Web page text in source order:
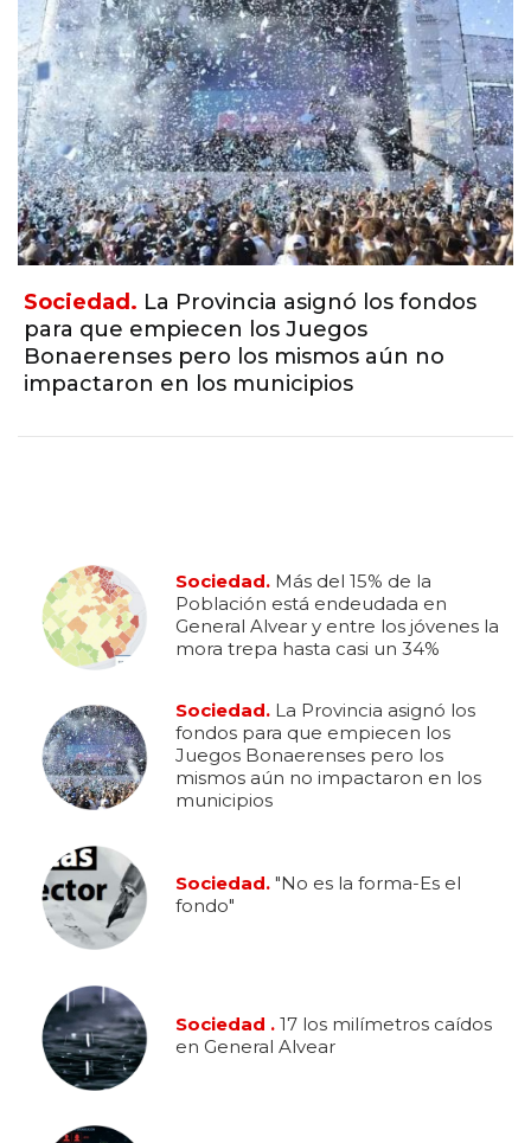
Sociedad. La Provincia asignó los fondos
para que empiecen los Juegos
Bonaerenses pero los mismos aún no
impactaron en los municipios
Sociedad. Más del 15% de la
Población está endeudada en
General Alvear y entre los jóvenes la
mora trepa hasta casi un 34%
Sociedad. La Provincia asignó los
fondos para que empiecen los
Juegos Bonaerenses pero los
mismos aún no impactaron en los
municipios
Sociedad. "No es la forma-Es el
fondo"
Sociedad . 17 los milímetros caídos
en General Alvear